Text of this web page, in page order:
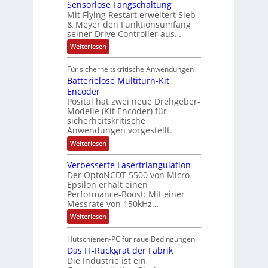
t
t
o
m
a
t
i
o
g
e
w
ä
h
t
e
i
t
s
k
f
t
e
n
d
i
e
r
n
d
4
0
A
-
N
e
t
z
t
e
l
e
ä
l
t
S
c
h
u
t
z
l
a
c
k
b
e
s
c
i
c
Sensorlose Fangschaltung
Mit Flying Restart erweitert Sieb
& Meyer den Funktionsumfang
seiner Drive Controller aus…
Weiterlesen:
S
n
s
l
o
s
e
F
a
n
g
s
c
h
a
l
t
u
n
g
Für sicherheitskritische Anwendungen
Batterielose Multiturn-Kit
Encoder
Posital hat zwei neue Drehgeber-
Modelle (Kit Encoder) für
sicherheitskritische
Anwendungen vorgestellt.
Weiterlesen:
B
t
t
e
r
i
e
l
o
e
M
u
Verbesserte Lasertriangulation
Der OptoNCDT 5500 von Micro-
Epsilon erhält einen
Performance-Boost: Mit einer
Messrate von 150kHz…
Weiterlesen:
V
r
b
e
s
Hutschienen-PC für raue Bedingungen
Das IT-Rückgrat der Fabrik
Die Industrie ist ein